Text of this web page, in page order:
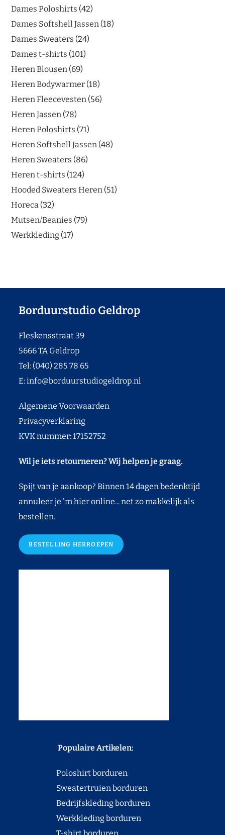
Dames Poloshirts 42
Dames Softshell Jassen 18
Dames Sweaters 24
Dames t-shirts 101
Heren Blousen 69
Heren Bodywarmer 18
Heren Fleecevesten 56
Heren Jassen 78
Heren Poloshirts 71
Heren Softshell Jassen 48
Heren Sweaters 86
Heren t-shirts 124
Hooded Sweaters Heren 51
Horeca 32
Mutsen/Beanies 79
Werkkleding 17
Borduurstudio Geldrop
Fleskensstraat 39
5666 TA Geldrop
Tel: (040) 285 78 65
E:info@borduurstudiogeldrop.nl
Algemene Voorwaarden
Privacyverklaring
KVK nummer: 17152752
Wil je iets retourneren? Wij helpen je graag.
Spijt van je aankoop? Binnen 14 dagen bedenktijd
annuleer je 'm hier online... net zo makkelijk als
bestellen.
BESTELLING HERROEPEN
Populaire Artikelen:
Poloshirt borduren
Sweatertruien borduren
Bedrijfskleding borduren
Werkkleding borduren